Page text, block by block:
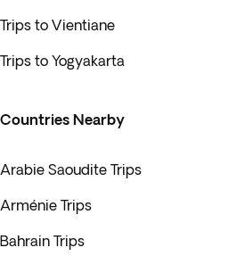
Trips to Vientiane
Trips to Yogyakarta
Countries Nearby
Arabie Saoudite Trips
Arménie Trips
Bahrain Trips